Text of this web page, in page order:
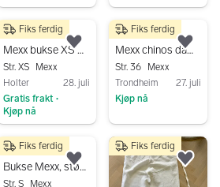
100 kr
Mexx bukse XS grønn lin
Str. XS
Mexx
Holter
28. juli
Gratis frakt •
Kjøp nå
Fiks ferdig
Legg til som favoritt.
150 kr
Mexx chinos dame, str 36 beige
Str. 36
Mexx
Trondheim
27. juli
Kjøp nå
Fiks ferdig
Gå til annonsen
110 kr
Bukse Mexx, størrelse 34
Str. S
Mexx
Fiks ferdig
Legg til som favoritt.
Fiks ferdig